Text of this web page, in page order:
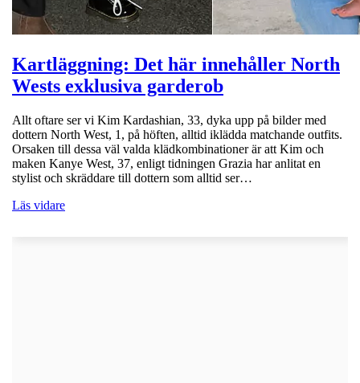
Kartläggning: Det här innehåller North
Wests exklusiva garderob
Allt oftare ser vi Kim Kardashian, 33, dyka upp på bilder med
dottern North West, 1, på höften, alltid iklädda matchande outfits.
Orsaken till dessa väl valda klädkombinationer är att Kim och
maken Kanye West, 37, enligt tidningen Grazia har anlitat en
stylist och skräddare till dottern som alltid ser…
Läs vidare